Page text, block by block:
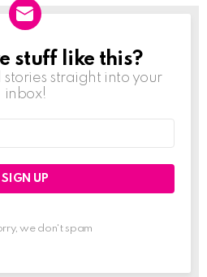
stuff like this?
straight into your
inbox!
we don't spam